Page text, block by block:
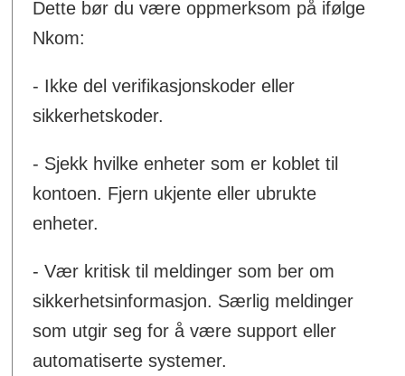
Dette bør du være oppmerksom på ifølge
Nkom:
- Ikke del verifikasjonskoder eller
sikkerhetskoder.
- Sjekk hvilke enheter som er koblet til
kontoen. Fjern ukjente eller ubrukte
enheter.
- Vær kritisk til meldinger som ber om
sikkerhetsinformasjon. Særlig meldinger
som utgir seg for å være support eller
automatiserte systemer.